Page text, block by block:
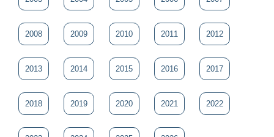
2008 2009 2010 2011 2012
2013 2014 2015 2016 2017
2018 2019 2020 2021 2022